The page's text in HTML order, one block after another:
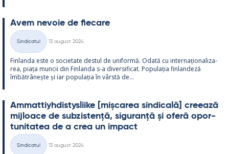
Avem ne­voie de fiecare
Categorii
Sindicatul
13 august 2024
Fin­landa este o socie­tate des­tul de uni­formă. Odată cu in­ter­națio­na­liza­
rea, piața muncii din Fin­landa s-a di­ver­si­ficat. Po­pu­lația fin­lan­deză
îmbătrâ­nește și iar po­pu­lația în vârstă de...
Am­mat­tiyh­dis­tys­liike [mișca­rea sin­dicală] cree­ază
mij­loace de subzis­tență, si­gu­ranță și oferă opor­
tu­ni­ta­tea de a crea un im­pact
Categorii
Sindicatul
13 august 2024